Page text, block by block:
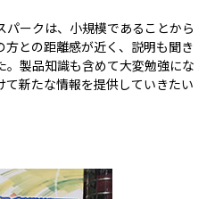
ークは、小規模であることから
との距離感が近く、説明も聞き
。製品知識も含めて大変勉強にな
て新たな情報を提供していきたい